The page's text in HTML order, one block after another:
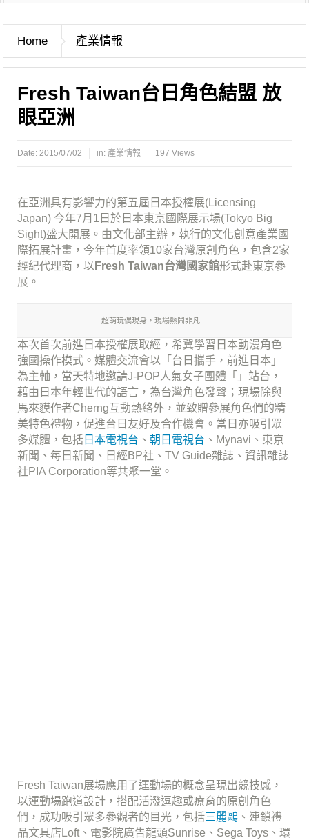
Home 產業情報
Fresh Taiwan台日角色結盟 放
眼亞洲
Date:2015/07/02 in: 產業情報 197 Views
在亞洲具有影響力的第五屆日本授權展(Licensing
Japan) 今年7月1日於日本東京國際展示場(Tokyo Big
Sight)盛大開展。由文化部主辦，執行的文化創意產業國
際拓展計畫，今年首度率領10家台灣原創角色，包含2家
經紀代理商，以 Fresh Taiwan台灣國家館形式赴東京參
展。
超萌玩偶現身，現場熱鬧非凡
本次首次前進日本授權展取經，希冀學習日本動漫角色
強國操作模式。媒體交流會以「台日攜手，前進日本」
為主軸，當天特地邀請J-POP人氣女子團體「」站台，
藉由日本年輕世代的語言，為台灣角色發聲；現場除與
馬來貘作者Cherng互動熱絡外，並致贈參展角色們的精
美特色禮物，促進台日友好及合作機會。當日亦吸引眾
多媒體，包括 日本電視台 、朝日電視台 、Mynavi、東京
新聞、每日新聞、日經BP社、TV Guide雜誌、資訊雜誌
社PIA Corporation等共聚一堂。
Fresh Taiwan展場應用了運動場的概念呈現出競技感，
以運動場跑道設計，搭配活潑逗趣或療育的原創角色
們，成功吸引眾多參觀者的目光，包括三麗鷗 、連鎖禮
品文具店Loft、電影院廣告龍頭Sunrise、Sega Toys、環